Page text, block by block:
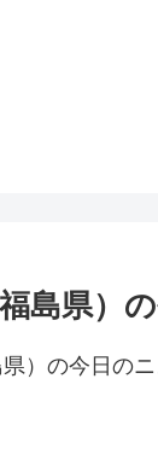
島県）
）の今日の